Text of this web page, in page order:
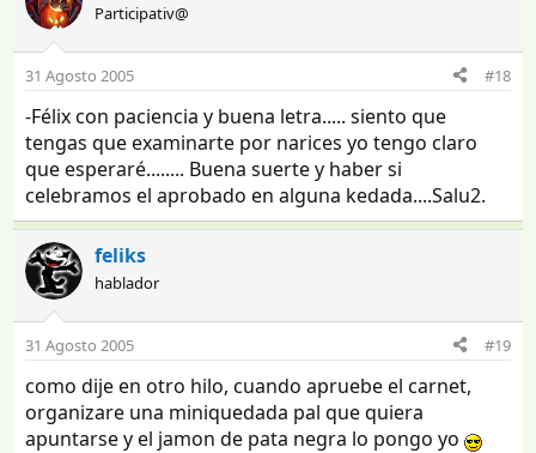
Participativ@
31 Agosto 2005 #18
-Félix con paciencia y buena letra..... siento que
tengas que examinarte por narices yo tengo claro
que esperaré........ Buena suerte y haber si
celebramos el aprobado en alguna kedada....Salu2.
feliks
hablador
31 Agosto 2005 #19
como dije en otro hilo, cuando apruebe el carnet,
organizare una miniquedada pal que quiera
apuntarse y el jamon de pata negra lo pongo yo